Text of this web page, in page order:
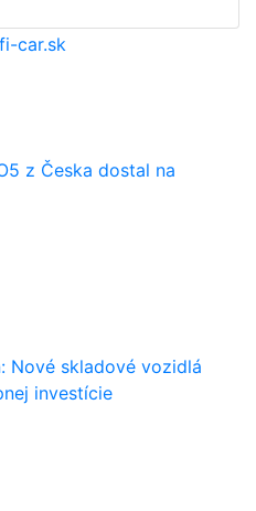
z Česka dostal na
Nové skladové vozidlá
investície